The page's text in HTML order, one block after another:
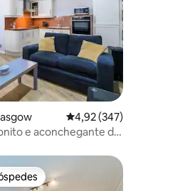
5, 103 avaliações
4,92 de uma avaliação
4,92 (347)
e aconchegante de